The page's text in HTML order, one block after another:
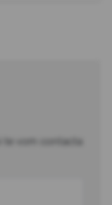
te vom contacta